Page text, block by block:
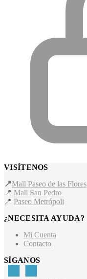
VISÍTENOS
📍Mall Paseo de las Flores
📍 Mall San Pedro
📍 Paseo Metrópoli
¿NECESITA AYUDA?
Mi Cuenta
Contacto
SÍGANOS